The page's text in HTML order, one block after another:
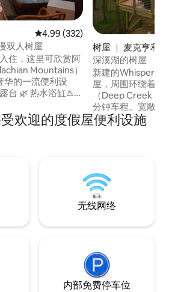
平均评分 4.99 分（满分 5 分），
4.99 (332)
双人树屋
住，这里可欣赏阿
Mountains）
华的一流便利设
浴间 🚿 全功能厨
速无线网络 💻 100
树屋 ｜ 麦克亨利
深溪湖的树屋
新建的
屋，周围环绕着迷
（Deep Creek
分钟车程。宽敞的
2间卫生间、设备
电视的起居区，每
地放松身心，与亲
欢迎的度假屋便利设施
无线网络
内部免费停车位